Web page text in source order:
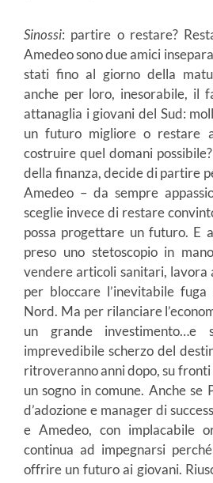
Sinossi: partire o restare?
Amedeo sono due amici
stati fino al giorno della
anche per loro, inesorabile, il
attanaglia i giovani del Sud:
un futuro migliore o restare
costruire quel domani
della finanza, decide di partire
Amedeo – da sempre
sceglie invece di restare
possa progettare un futuro. E
preso uno stetoscopio in
vendere articoli sanitari, lavora
per bloccare l’inevitabile
Nord. Ma per rilanciare
un grande
imprevedibile scherzo del
ritroveranno anni dopo, su fronti
un sogno in comune. Anche se
d’adozione e manager di
e Amedeo, con implacabile
continua ad impegnarsi
offrire un futuro ai giovani.